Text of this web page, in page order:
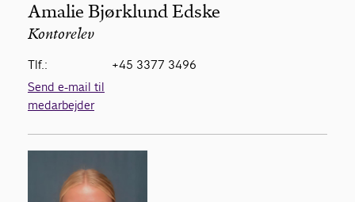
Amalie Bjørklund Edske
Kontorelev
Tlf.:
+45 3377 3496
Send e-mail til
medarbejder